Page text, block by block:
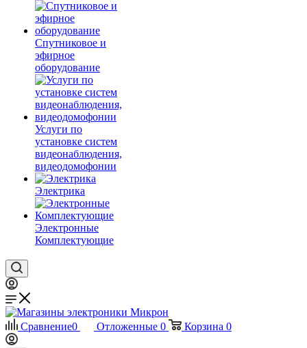
Спутниковое и
эфирное
оборудование
Услуги по
установке систем
видеонаблюдения,
видеодомофонии
Электрика
Электронные
Комплектующие
Сравнение0 Отложенные 0 Корзина 0